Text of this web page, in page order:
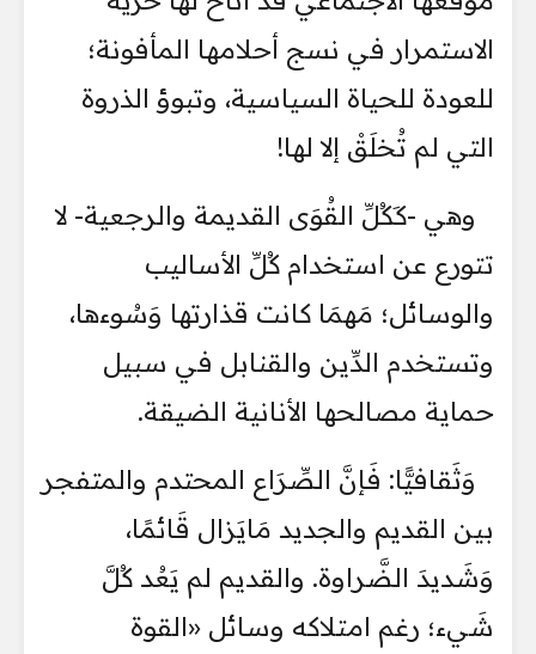
الاستمرار في نسج أحلامها المأفونة؛
للعودة للحياة السياسية، وتبوؤ الذروة
التي لم تُخلَقْ إلا لها!
وهي -كَكُلِّ القُوَى القديمة والرجعية- لا
تتورع عن استخدام كُلِّ الأساليب
والوسائل؛ مَهمَا كانت قذارتها وَسُوءها،
وتستخدم الدِّين والقنابل في سبيل
حماية مصالحها الأنانية الضيقة.
وَثَقافيًّا: فَإنَّ الصِّرَاع المحتدم والمتفجر
بين القديم والجديد مَايَزال قَائمًا،
وَشَديدَ الضَّراوة. والقديم لم يَعُد كُلَّ
شَيء؛ رغم امتلاكه وسائل «القوة